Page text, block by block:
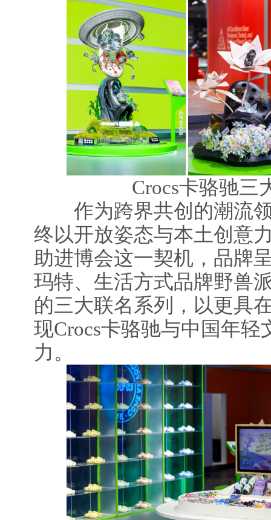
Crocs卡骆驰三
作为跨界共创的潮流领
终以开放姿态与本土创意
助进博会这一契机，品牌
玛特、生活方式品牌野兽
的三大联名系列，以更具
现Crocs卡骆驰与中国年
力。